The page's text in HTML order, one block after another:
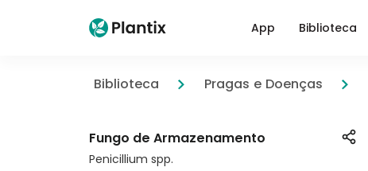
App Biblioteca
Biblioteca Pragas e Doenças
Fungo de Armazenamento
Penicillium spp.